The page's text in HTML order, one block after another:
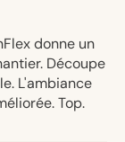
donne un
Découpe
L'ambiance
Top.